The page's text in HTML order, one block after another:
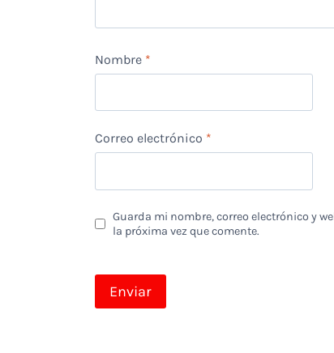
Nombre *
Correo electrónico *
Guarda mi nombre, correo electrónico y
la próxima vez que comente.